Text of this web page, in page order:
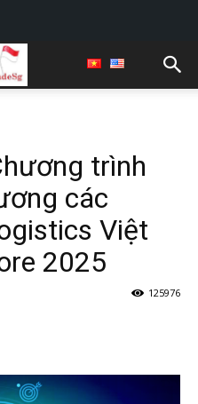
trình
các
Việt
2025
125976